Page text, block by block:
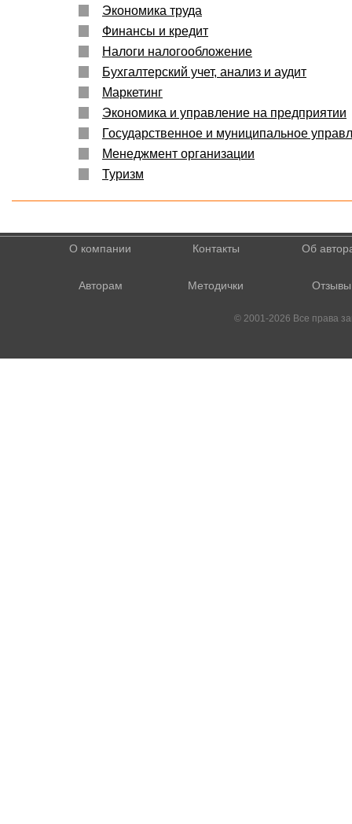
Экономика труда
Финансы и кредит
Налоги налогообложение
Бухгалтерский учет, анализ и аудит
Маркетинг
Экономика и управление на предприятии
Государственное и муниципальное
Менеджмент организации
Туризм
О компании Контакты Об
Авторам Методички Отзывы
© 2001-2026 Все права